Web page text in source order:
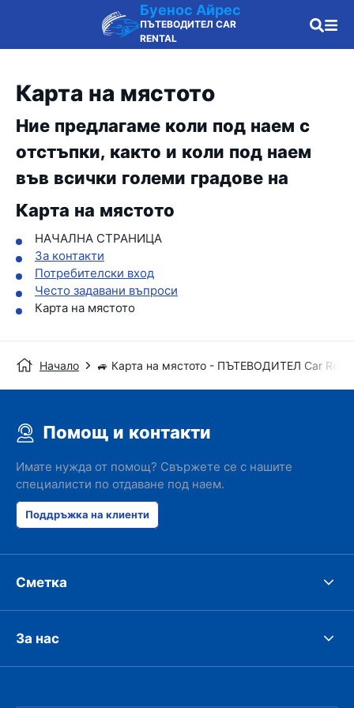
Буенос Айрес
ПЪТЕВОДИТЕЛ CAR
RENTAL
Карта на мястото
Ние предлагаме коли под наем с
отстъпки, както и коли под наем
във всички големи градове на
Карта на мястото
НАЧАЛНА СТРАНИЦА
За контакти
Потребителски вход
Често задавани въпроси
Карта на мястото
Начало 🚙 Карта на мястото - ПЪТЕВОДИТЕЛ Car
Помощ и контакти
Имате нужда от помощ? Свържете се с нашите
специалисти по отдаване под наем.
Поддръжка на клиенти
Сметка
За нас